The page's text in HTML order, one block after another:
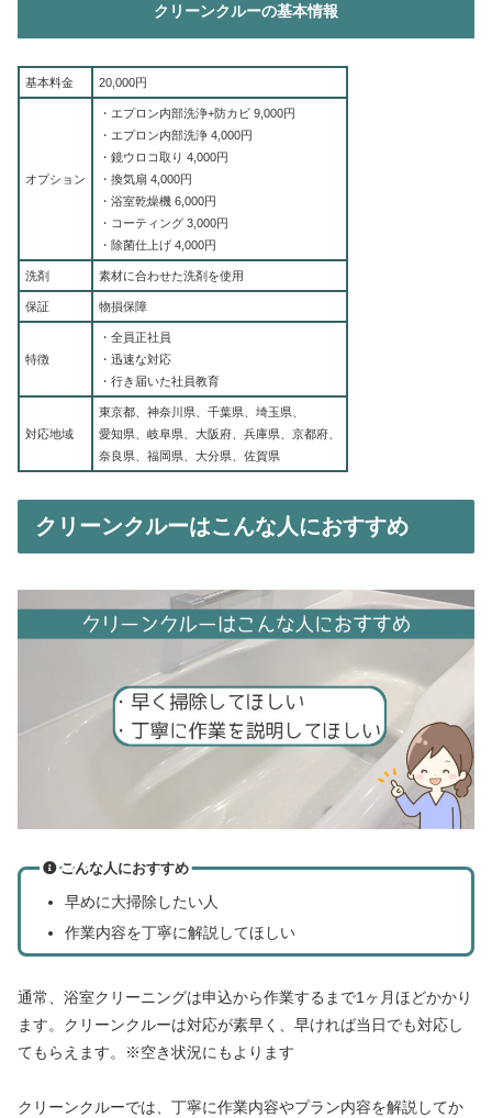
クリーンクルーの基本情報
基本料金 20,000円
オプション
・エプロン内部洗浄+防カビ 9,000円
・エプロン内部洗浄 4,000円
・鏡ウロコ取り 4,000円
・換気扇 4,000円
・浴室乾燥機 6,000円
・コーティング 3,000円
・除菌仕上げ 4,000円
洗剤 素材に合わせた洗剤を使用
保証 物損保障
特徴
・全員正社員
・迅速な対応
・行き届いた社員教育
対応地域
東京都、神奈川県、千葉県、埼玉県、
愛知県、岐阜県、大阪府、兵庫県、京都府、
奈良県、福岡県、大分県、佐賀県
クリーンクルーはこんな人におすすめ
こんな人におすすめ
早めに大掃除したい人
作業内容を丁寧に解説してほしい
通常、浴室クリーニングは申込から作業するまで1ヶ月ほどかかり
ます。クリーンクルーは対応が素早く、早ければ当日でも対応し
てもらえます。※空き状況にもよります
クリーンクルーでは、丁寧に作業内容やプラン内容を解説してか